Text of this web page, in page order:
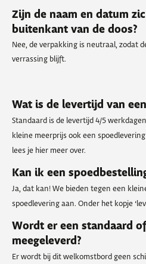
Zijn de naam en datum
buitenkant van de doos?
Nee, de verpakking is neutraal, zodat
verrassing blijft.
Wat is de levertijd van
Standaard is de levertijd 4/5
kleine meerprijs ook een
lees je hier meer over.
Kan ik een
Ja, dat kan! We bieden tegen een
spoedlevering aan. Onder het kopje
Wordt er een standaard
meegeleverd?
Er wordt bij dit welkomstbord geen